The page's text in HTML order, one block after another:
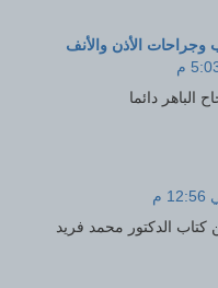
وجراحات الأذن والأنف
الباهر دائما
الدكتور محمد فريد